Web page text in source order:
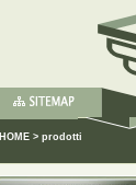
HOME > prodotti